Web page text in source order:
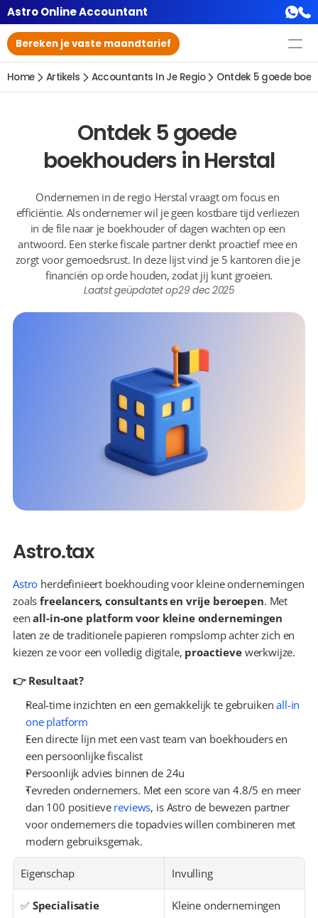
Astro Online Accountant
Bereken je vaste maandtarief
Home Artikels Accountants In Je Regio Ontdek 5 goede
Ontdek 5 goede
boekhouders in Herstal
Ondernemen in de regio Herstal vraagt om focus en
efficiëntie. Als ondernemer wil je geen kostbare tijd verliezen
in de file naar je boekhouder of dagen wachten op een
antwoord. Een sterke fiscale partner denkt proactief mee en
zorgt voor gemoedsrust. In deze lijst vind je 5 kantoren die je
financiën op orde houden, zodat jij kunt groeien.
Laatst geüpdatet op29 dec 2025
Astro.tax
Astro herdefinieert boekhouding voor kleine ondernemingen
zoals freelancers, consultants en vrije beroepen. Met
een all-in-one platform voor kleine ondernemingen
laten ze de traditionele papieren rompslomp achter zich en
kiezen ze voor een volledig digitale, proactieve werkwijze.
👉 Resultaat?
Real-time inzichten en een gemakkelijk te gebruiken all-in
one platform
Een directe lijn met een vast team van boekhouders en
een persoonlijke fiscalist
Persoonlijk advies binnen de 24u
Tevreden ondernemers. Met een score van 4.8/5 en meer
dan 100 positieve reviews, is Astro de bewezen partner
voor ondernemers die topadvies willen combineren met
modern gebruiksgemak.
Eigenschap Invulling
✅ Specialisatie Kleine ondernemingen